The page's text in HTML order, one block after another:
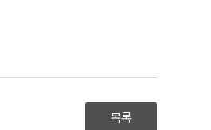
목록